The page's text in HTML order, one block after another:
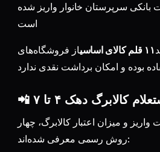
بانکی سرپرستان خانوار واریز شده
است
۱۱ قلم کالای اساسی
از فروشگاه‌های
کالابرگ دهک ۴ تا ۷
و میزان اعتبار کالابرگ، چهار
روش رسمی معرفی شده‌اند: